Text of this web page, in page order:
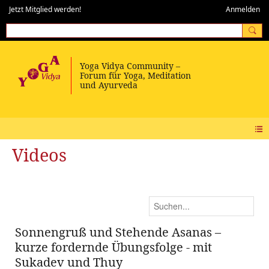
Jetzt Mitglied werden! Anmelden
Videos
Sonnengruß und Stehende Asanas –
kurze fordernde Übungsfolge - mit
Sukadev und Thuy